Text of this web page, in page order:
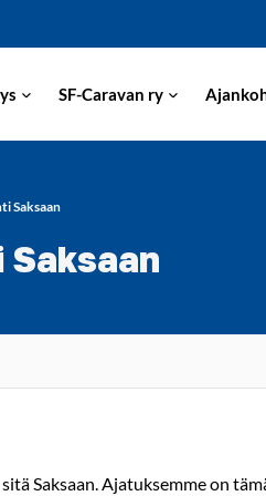
SF-Caravan ry
Saksaan
Saksaan. Ajatuksemme on